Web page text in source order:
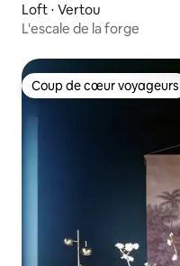
Loft ⋅ Vertou
L'escale de la forge
Coup de cœur voyageurs
Coup de cœur voyageurs